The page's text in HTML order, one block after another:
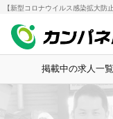
【新型コロナウイルス感染拡大防
掲載中の求人一覧
HOME お知